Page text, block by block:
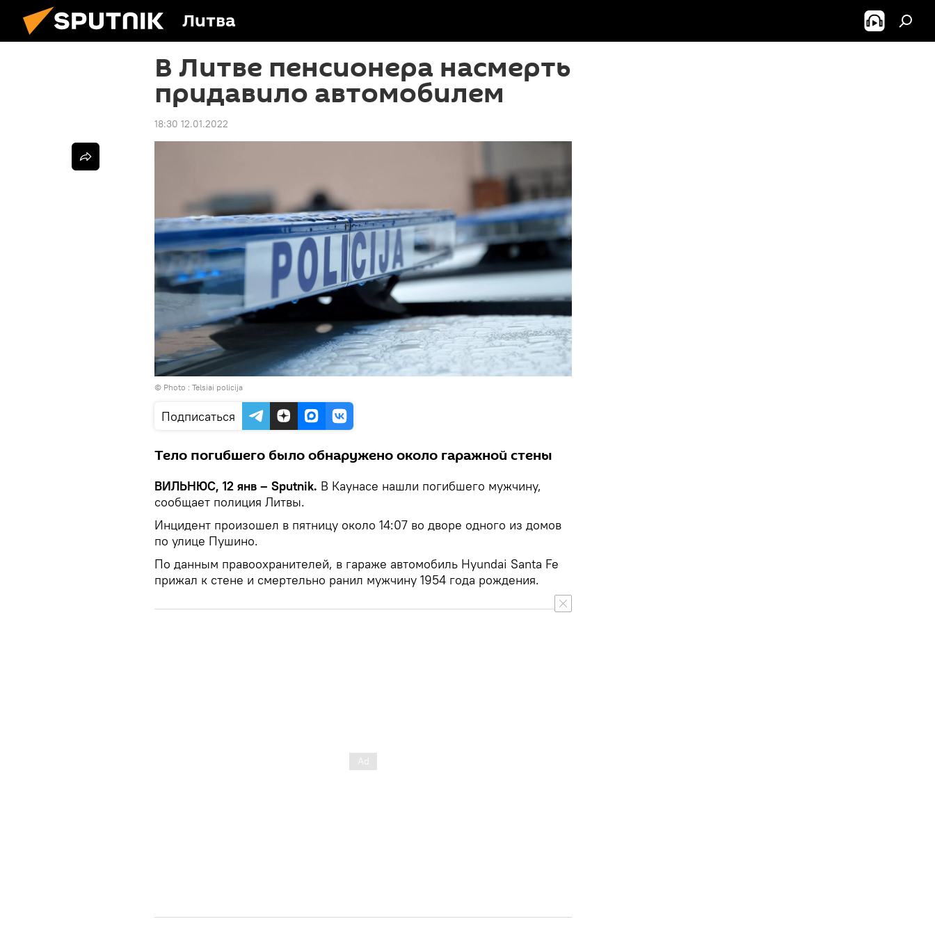
Литва
В Литве пенсионера насмерть
придавило автомобилем
18:30 12.01.2022
© Photo : Telsiai policija
Подписаться
Тело погибшего было обнаружено около гаражной стены
ВИЛЬНЮС, 12 янв – Sputnik. В Каунасе нашли погибшего мужчину,
сообщает полиция Литвы.
Инцидент произошел в пятницу около 14:07 во дворе одного из домов
по улице Пушино.
По данным правоохранителей, в гараже автомобиль Hyundai Santa Fe
прижал к стене и смертельно ранил мужчину 1954 года рождения.